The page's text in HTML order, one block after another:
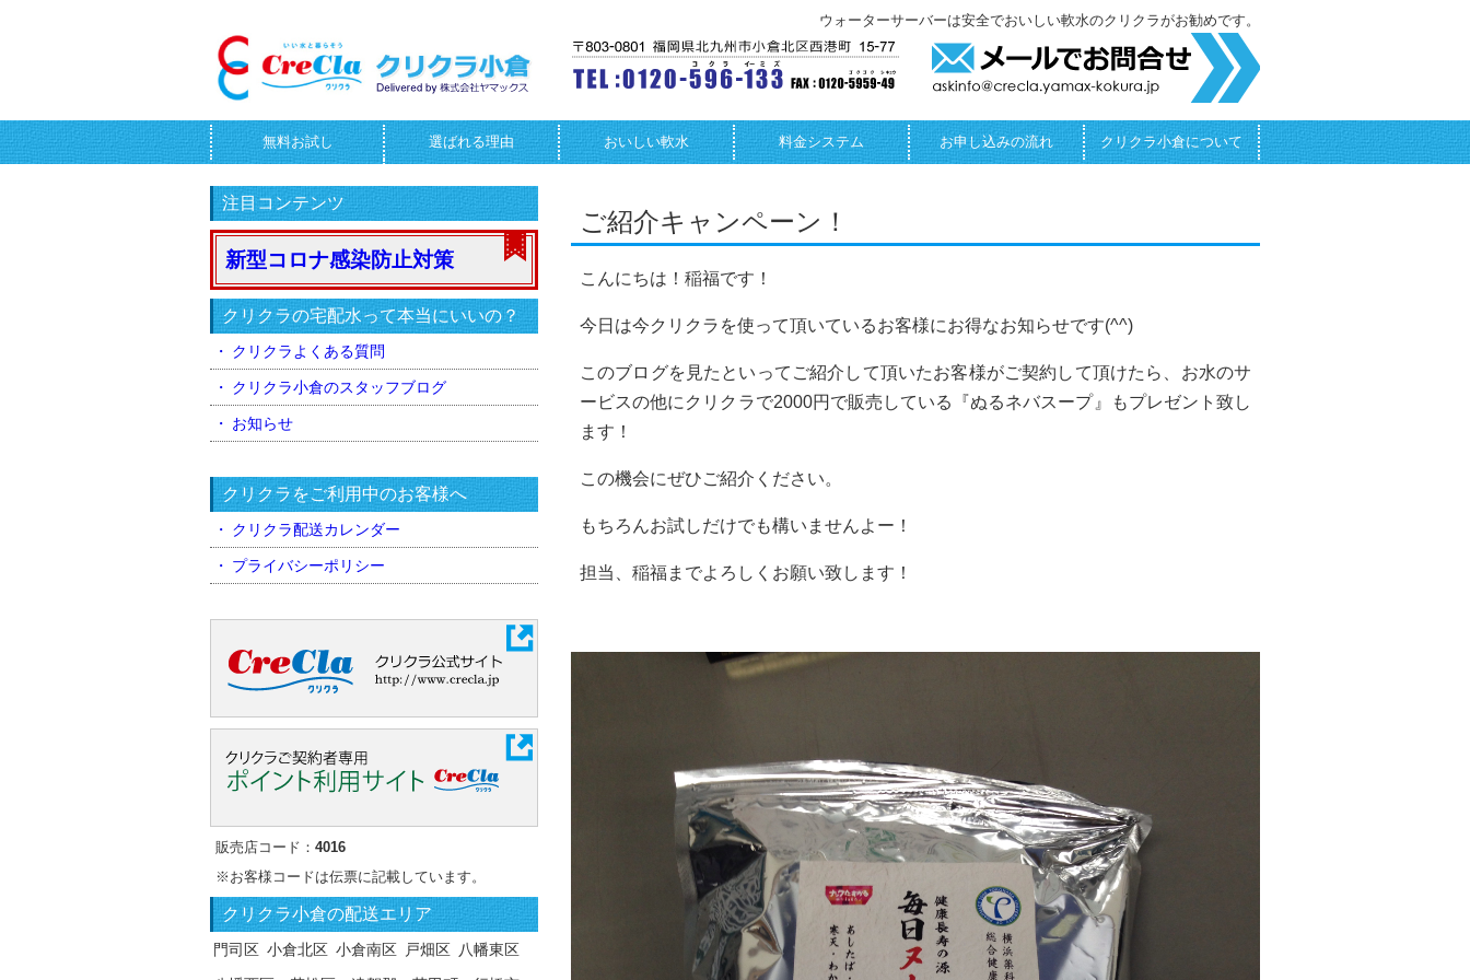
ウォーターサーバーは安全でおいしい軟水のクリクラがお勧めです。
無料お試し 選ばれる理由 おいしい軟水 料金システム お申し込みの流れ クリクラ小倉について
ご紹介キャンペーン！
こんにちは！稲福です！
今日は今クリクラを使って頂いているお客様にお得なお知らせです(^^)
このブログを見たといってご紹介して頂いたお客様がご契約して頂けたら、お水のサ
ービスの他にクリクラで2000円で販売している『ぬるネバスープ』もプレゼント致し
ます！
この機会にぜひご紹介ください。
もちろんお試しだけでも構いませんよー！
担当、稲福までよろしくお願い致します！
注目コンテンツ
新型コロナ感染防止対策
クリクラの宅配水って本当にいいの？
クリクラよくある質問
クリクラ小倉のスタッフブログ
お知らせ
クリクラをご利用中のお客様へ
クリクラ配送カレンダー
プライバシーポリシー
販売店コード： 4016
※お客様コードは伝票に記載しています。
クリクラ小倉の配送エリア
門司区 小倉北区 小倉南区 戸畑区 八幡東区